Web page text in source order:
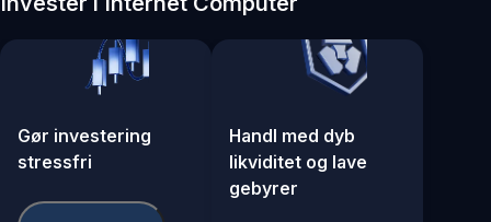
Gør investering
stressfri
Handl med dyb
likviditet og lave
gebyrer